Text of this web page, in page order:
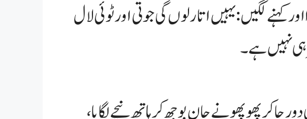
لگیں: یہیں اتار لوں گی جوتی اور ٹوئی لال
نہیں ہے۔
کر پھوپھو نے جان بوجھ کر ہاتھ نیچے لگایا،